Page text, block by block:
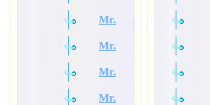
Mr.
Mr.
Mr.
Mr.